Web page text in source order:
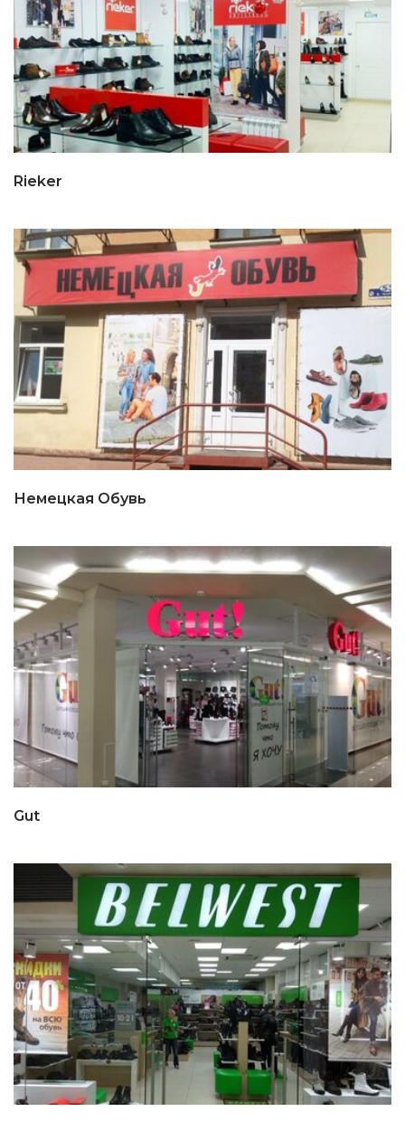
Rieker
Немецкая Обувь
Gut